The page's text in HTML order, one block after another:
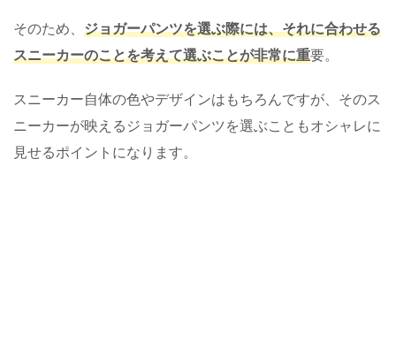
そのため、 ジョガーパンツを選ぶ際には、それに合わせる
スニーカーのことを考えて選ぶことが非常に重要。
スニーカー自体の色やデザインはもちろんですが、そのス
ニーカーが映えるジョガーパンツを選ぶこともオシャレに
見せるポイントになります。